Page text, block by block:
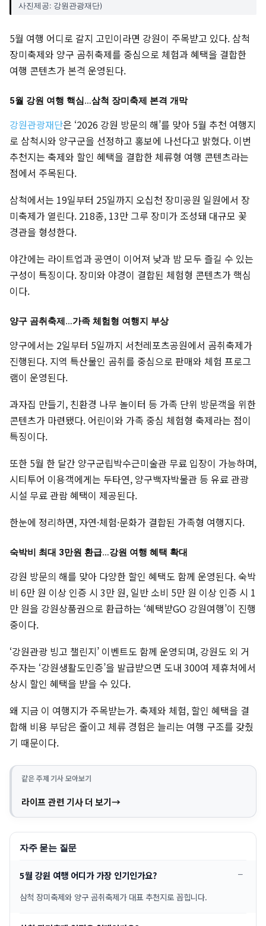
사진제공: 강원관광재단)
5월 여행 어디로 갈지 고민이라면 강원이 주목받고 있다. 삼척
장미축제와 양구 곰취축제를 중심으로 체험과 혜택을 결합한
여행 콘텐츠가 본격 운영된다.
5월 강원 여행 핵심…삼척 장미축제 본격 개막
강원관광재단은 ‘2026 강원 방문의 해’를 맞아 5월 추천 여행지
로 삼척시와 양구군을 선정하고 홍보에 나선다고 밝혔다. 이번
추천지는 축제와 할인 혜택을 결합한 체류형 여행 콘텐츠라는
점에서 주목된다.
삼척에서는 19일부터 25일까지 오십천 장미공원 일원에서 장
미축제가 열린다. 218종, 13만 그루 장미가 조성돼 대규모 꽃
경관을 형성한다.
야간에는 라이트업과 공연이 이어져 낮과 밤 모두 즐길 수 있는
구성이 특징이다. 장미와 야경이 결합된 체험형 콘텐츠가 핵심
이다.
양구 곰취축제…가족 체험형 여행지 부상
양구에서는 2일부터 5일까지 서천레포츠공원에서 곰취축제가
진행된다. 지역 특산물인 곰취를 중심으로 판매와 체험 프로그
램이 운영된다.
과자집 만들기, 친환경 나무 놀이터 등 가족 단위 방문객을 위한
콘텐츠가 마련됐다. 어린이와 가족 중심 체험형 축제라는 점이
특징이다.
또한 5월 한 달간 양구군립박수근미술관 무료 입장이 가능하며,
시티투어 이용객에게는 두타연, 양구백자박물관 등 유료 관광
시설 무료 관람 혜택이 제공된다.
한눈에 정리하면, 자연·체험·문화가 결합된 가족형 여행지다.
숙박비 최대 3만원 환급…강원 여행 혜택 확대
강원 방문의 해를 맞아 다양한 할인 혜택도 함께 운영된다. 숙박
비 6만 원 이상 인증 시 3만 원, 일반 소비 5만 원 이상 인증 시 1
만 원을 강원상품권으로 환급하는 ‘혜택받GO 강원여행’이 진행
중이다.
‘강원관광 빙고 챌린지’ 이벤트도 함께 운영되며, 강원도 외 거
주자는 ‘강원생활도민증’을 발급받으면 도내 300여 제휴처에서
상시 할인 혜택을 받을 수 있다.
왜 지금 이 여행지가 주목받는가. 축제와 체험, 할인 혜택을 결
합해 비용 부담은 줄이고 체류 경험은 늘리는 여행 구조를 갖췄
기 때문이다.
같은 주제 기사 모아보기
라이프 관련 기사 더 보기
자주 묻는 질문
5월 강원 여행 어디가 가장 인기인가요?
삼척 장미축제와 양구 곰취축제가 대표 추천지로 꼽힙니다.